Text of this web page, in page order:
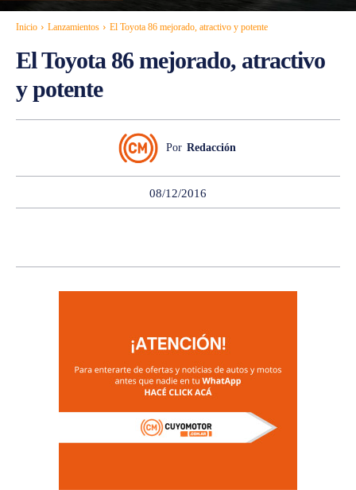
Inicio Lanzamientos El Toyota 86 mejorado, atractivo y potente
El Toyota 86 mejorado, atractivo
y potente
Por Redacción
08/12/2016